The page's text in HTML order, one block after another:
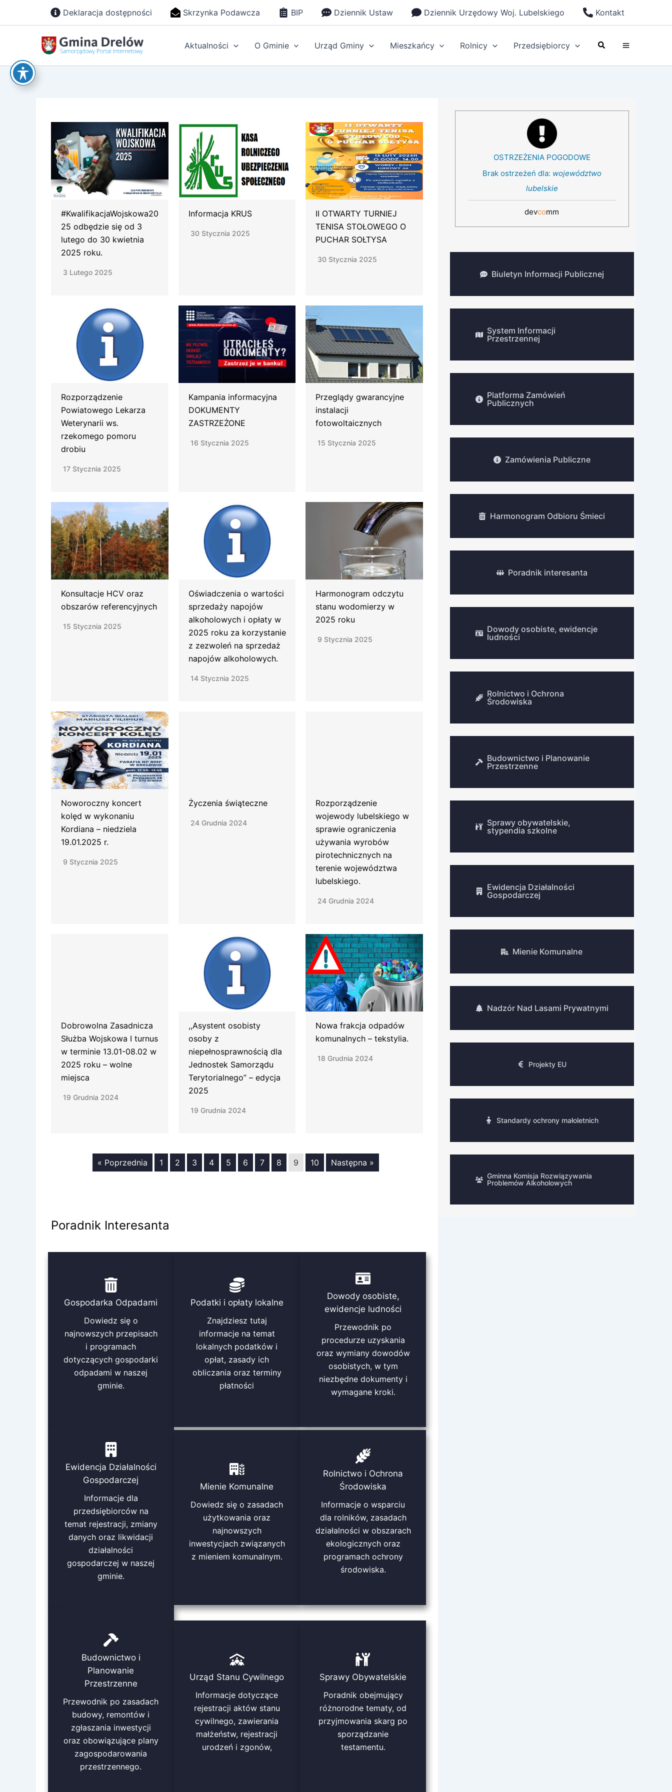
Deklaracja dostępności Skrzynka Podawcza BIP Dziennik Ustaw Dziennik Urzędowy Woj. Lubelskiego Kontakt
Aktualności O Gminie Urząd Gminy Mieszkańcy Rolnicy Przedsiębiorcy Szukaj
#KwalifikacjaWojskowa20
25 odbędzie się od 3
lutego do 30 kwietnia
2025 roku.
3 Lutego 2025
Informacja KRUS
30 Stycznia 2025
II OTWARTY TURNIEJ
TENISA STOŁOWEGO O
PUCHAR SOŁTYSA
30 Stycznia 2025
Rozporządzenie
Powiatowego Lekarza
Weterynarii ws.
rzekomego pomoru
drobiu
17 Stycznia 2025
Kampania informacyjna
DOKUMENTY
ZASTRZEŻONE
16 Stycznia 2025
Przeglądy gwarancyjne
instalacji
fotowoltaicznych
15 Stycznia 2025
Konsultacje HCV oraz
obszarów referencyjnych
15 Stycznia 2025
Oświadczenia o wartości
sprzedaży napojów
alkoholowych i opłaty w
2025 roku za korzystanie
z zezwoleń na sprzedaż
napojów alkoholowych.
14 Stycznia 2025
Harmonogram odczytu
stanu wodomierzy w
2025 roku
9 Stycznia 2025
Noworoczny koncert
kolęd w wykonaniu
Kordiana – niedziela
19.01.2025 r.
9 Stycznia 2025
Życzenia świąteczne
24 Grudnia 2024
Rozporządzenie
wojewody lubelskiego w
sprawie ograniczenia
używania wyrobów
pirotechnicznych na
terenie województwa
lubelskiego.
24 Grudnia 2024
Dobrowolna Zasadnicza
Służba Wojskowa I turnus
w terminie 13.01-08.02 w
2025 roku – wolne
miejsca
19 Grudnia 2024
,,Asystent osobisty
osoby z
niepełnosprawnością dla
Jednostek Samorządu
Terytorialnego” – edycja
2025
19 Grudnia 2024
Nowa frakcja odpadów
komunalnych – tekstylia.
18 Grudnia 2024
« Poprzednia 1 2 3 4 5 6 7 8 9 10 Następna »
Poradnik Interesanta
Gospodarka Odpadami
Dowiedz się o
najnowszych przepisach
i programach
dotyczących gospodarki
odpadami w naszej
gminie.
Podatki i opłaty lokalne
Znajdziesz tutaj
informacje na temat
lokalnych podatków i
opłat, zasady ich
obliczania oraz terminy
płatności
Dowody osobiste,
ewidencje ludności
Przewodnik po
procedurze uzyskania
oraz wymiany dowodów
osobistych, w tym
niezbędne dokumenty i
wymagane kroki.
Ewidencja Działalności
Gospodarczej
Informacje dla
przedsiębiorców na
temat rejestracji, zmiany
danych oraz likwidacji
działalności
gospodarczej w naszej
gminie.
Mienie Komunalne
Dowiedz się o zasadach
użytkowania oraz
najnowszych
inwestycjach związanych
z mieniem komunalnym.
Rolnictwo i Ochrona
Środowiska
Informacje o wsparciu
dla rolników, zasadach
działalności w obszarach
ekologicznych oraz
programach ochrony
środowiska.
Budownictwo i
Planowanie
Przestrzenne
Przewodnik po zasadach
budowy, remontów i
zgłaszania inwestycji
oraz obowiązujące plany
zagospodarowania
przestrzennego.
Urząd Stanu Cywilnego
Informacje dotyczące
rejestracji aktów stanu
cywilnego, zawierania
małżeństw, rejestracji
urodzeń i zgonów,
Sprawy Obywatelskie
Poradnik obejmujący
różnorodne tematy, od
przyjmowania skarg po
sporządzanie
testamentu.
OSTRZEŻENIA POGODOWE
Brak ostrzeżeń dla: województwo
lubelskie
devcomm
Biuletyn Informacji Publicznej
System Informacji
Przestrzennej
Platforma Zamówień
Publicznych
Zamówienia Publiczne
Harmonogram Odbioru Śmieci
Poradnik interesanta
Dowody osobiste, ewidencje
ludności
Rolnictwo i Ochrona
Środowiska
Budownictwo i Planowanie
Przestrzenne
Sprawy obywatelskie,
stypendia szkolne
Ewidencja Działalności
Gospodarczej
Mienie Komunalne
Nadzór Nad Lasami Prywatnymi
Projekty EU
Standardy ochrony małoletnich
Gminna Komisja Rozwiązywania
Problemów Alkoholowych